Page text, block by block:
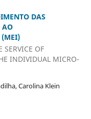
DAS
AO
(MEI)
OF
INDIVIDUAL MICRO-
Carolina Klein